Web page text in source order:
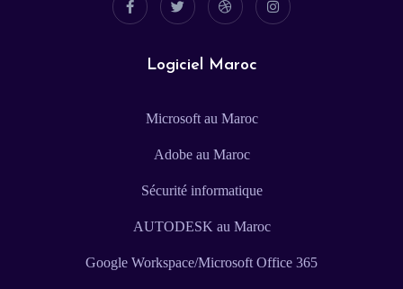
Logiciel Maroc
Microsoft au Maroc
Adobe au Maroc
Sécurité informatique
AUTODESK au Maroc
Google Workspace/Microsoft Office 365